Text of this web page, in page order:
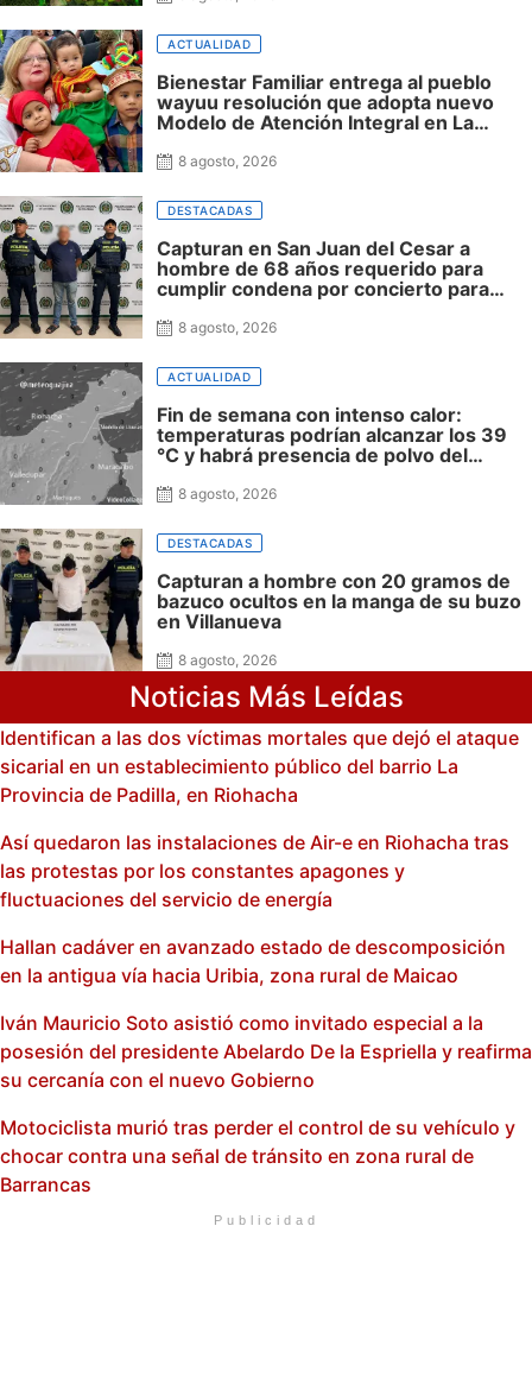
ACTUALIDAD
Bienestar Familiar entrega al pueblo
wayuu resolución que adopta nuevo
Modelo de Atención Integral en La
8 agosto, 2026
DESTACADAS
Capturan en San Juan del Cesar a
hombre de 68 años requerido para
cumplir condena por concierto para
8 agosto, 2026
ACTUALIDAD
Fin de semana con intenso calor:
temperaturas podrían alcanzar los 39
°C y habrá presencia de polvo del
8 agosto, 2026
DESTACADAS
Capturan a hombre con 20 gramos de
bazuco ocultos en la manga de su buzo
en Villanueva
8 agosto, 2026
Noticias Más Leídas
Identifican a las dos víctimas mortales que dejó el ataque
sicarial en un establecimiento público del barrio La
Provincia de Padilla, en Riohacha
Así quedaron las instalaciones de Air-e en Riohacha tras
las protestas por los constantes apagones y
fluctuaciones del servicio de energía
Hallan cadáver en avanzado estado de descomposición
en la antigua vía hacia Uribia, zona rural de Maicao
Iván Mauricio Soto asistió como invitado especial a la
posesión del presidente Abelardo De la Espriella y reafirma
su cercanía con el nuevo Gobierno
Motociclista murió tras perder el control de su vehículo y
chocar contra una señal de tránsito en zona rural de
Barrancas
Publicidad